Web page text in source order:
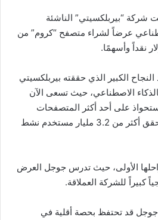
“بيربلكسيتي” الناشئة
عرضاً لشراء متصفح “كروم” من
الكبير الذي حققته بيربلكسيتي
الاصطناعي، حيث تسعى الآن
على أحد أكثر المتصفحات
استخداماً في العالم الذي يحقق أكثر من 3.2 مليار مستخدم نشط
الأولى، حيث تدرس جوجل العرض
كبيراً للشركة العملاقة.
قد تحتفظ بحصة أقلية في